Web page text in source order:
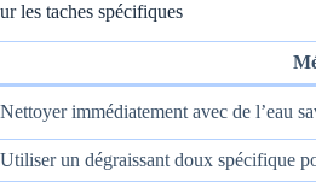
les taches spécifiques
Nettoyer immédiatement avec de l’eau
Utiliser un dégraissant doux spécifique